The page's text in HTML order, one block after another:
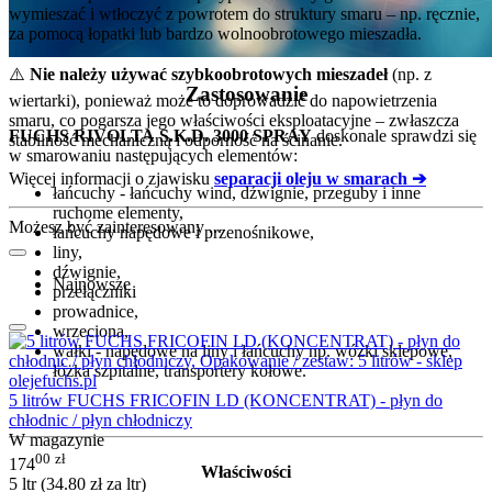
Zastosowanie
FUCHS RIVOLTA S.K.D. 3000 SPRAYdoskonale sprawdzi się
w smarowaniu następujących elementów:
łańcuchy - łańcuchy wind, dźwignie, przeguby i inne
ruchome elementy,
łańcuchy napędowe i przenośnikowe,
liny,
dźwignie,
przełączniki
prowadnice,
wrzeciona,
wałki - napędowe na liny i łańcuchy np. wózki sklepowe,
łóżka szpitalne, transportery kołowe.
Właściwości
wymieszać i wtłoczyć z powrotem do struktury smaru – np. ręcznie,
za pomocą łopatki lub bardzo wolnoobrotowego mieszadła.
⚠️ Nie należy używać szybkoobrotowych mieszadeł(np. z
wiertarki), ponieważ może to doprowadzić do napowietrzenia
smaru, co pogarsza jego właściwości eksploatacyjne – zwłaszcza
stabilność mechaniczną i odporność na ścinanie.
Więcej informacji o zjawisku separacji oleju w smarach ➔
Możesz być zainteresowany ...
Najnowsze
5 litrów FUCHS FRICOFIN LD (KONCENTRAT) - płyn do
chłodnic / płyn chłodniczy
W magazynie
17400 zł
5 ltr (34.80 złza ltr)